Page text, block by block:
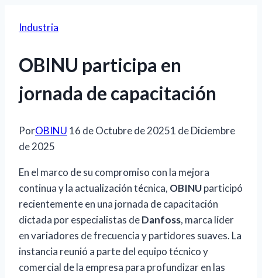
Industria
OBINU participa en
jornada de capacitación
PorOBINU 16 de Octubre de 20251 de Diciembre
de 2025
En el marco de su compromiso con la mejora
continua y la actualización técnica, OBINUparticipó
recientemente en una jornada de capacitación
dictada por especialistas deDanfoss, marca líder
en variadores de frecuencia y partidores suaves. La
instancia reunió a parte del equipo técnico y
comercial de la empresa para profundizar en las